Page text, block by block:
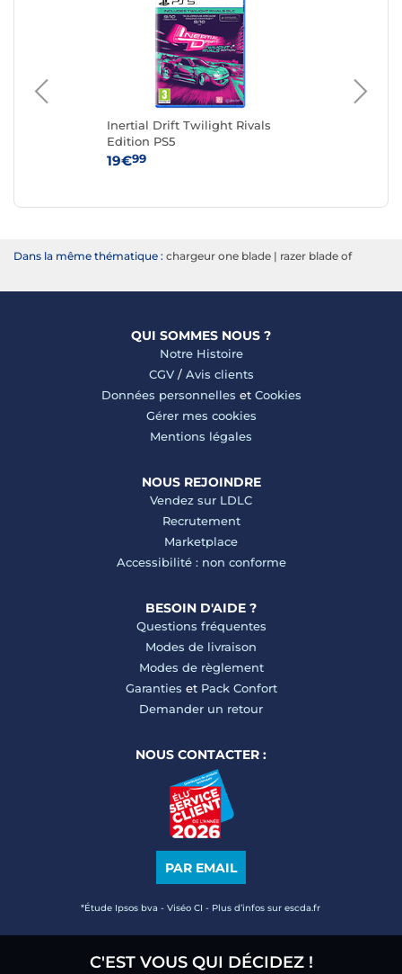
Inertial Drift Twilight Rivals
Edition PS5
19€99
Dans la même thématique : chargeur one blade | razer blade of
QUI SOMMES NOUS ?
Notre Histoire
CGV/ Avis clients
Données personnelles et Cookies
Gérer mes cookies
Mentions légales
NOUS REJOINDRE
Vendez sur LDLC
Recrutement
Marketplace
Accessibilité : non conforme
BESOIN D'AIDE ?
Questions fréquentes
Modes de livraison
Modes de règlement
Garanties et Pack Confort
Demander un retour
NOUS CONTACTER :
PAR EMAIL
*Étude Ipsos bva - Viséo CI - Plus d’infos sur escda.fr
C'EST VOUS QUI DÉCIDEZ !